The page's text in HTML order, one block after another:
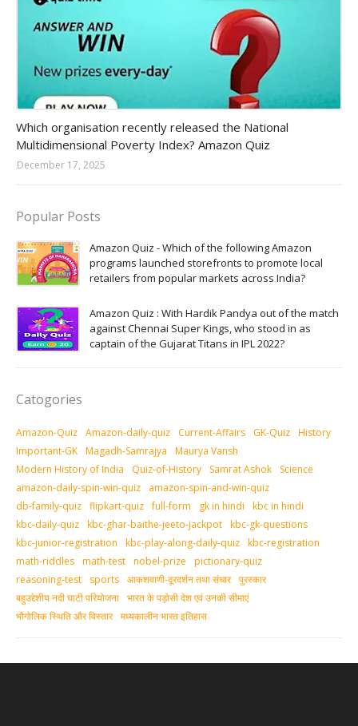
Which organisation recently released the National
Multidimensional Poverty Index? Amazon Quiz
December 17, 2025
Popular Posts
Amazon Quiz - Which of the following Amazon
programs launched storefronts to promote local
retailers from popular markets across India?
Amazon Quiz : With Hardik Pandya out of the match
against Chennai Super Kings, who stood in as
captain of the Gujarat Titans in IPL 2022?
Catogories
Amazon-Quiz Amazon-daily-quiz Current-Affairs GK-Quiz History
Important-GK Magadh-Samrajya
Maurya Vansh
Modern History of India
Quiz-of-History Samrat Ashok
Science
amazon-daily-spin-win-quiz
amazon-spin-and-win-quiz
db-family-quiz flipkart-quiz full-form gk in hindi
kbc in hindi
kbc-daily-quiz kbc-ghar-baithe-jeeto-jackpot kbc-gk-questions
kbc-junior-registration
kbc-play-along-daily-quiz kbc-registration
math-riddles math-test nobel-prize
pictionary-quiz
reasoning-test
sports आकशवाणी-दूरदर्शन तथा संचार पुरस्‍कार
बहुउद्देशीय नदी घाटी परियोजना भारत के पड़ोसी देश एवं उनकी सीमाएं
भौगोलिक स्थिति और विस्तार मध्‍यकालीन भारत इतिहास